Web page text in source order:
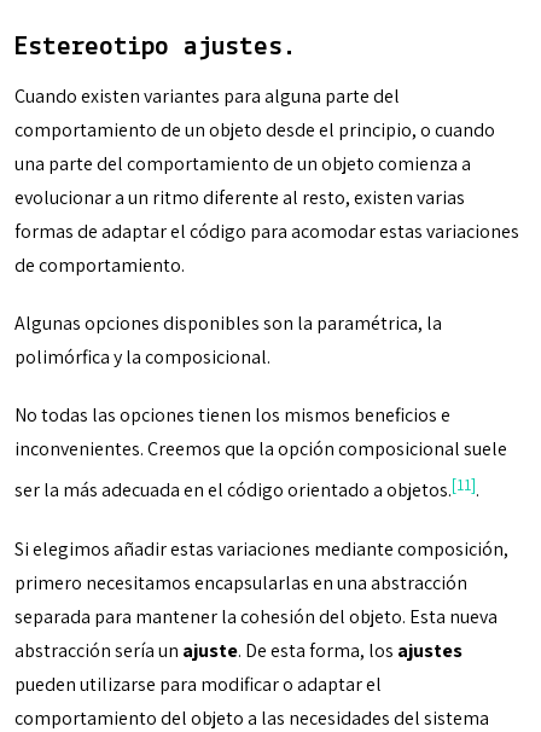
Estereotipo ajustes.
Cuando existen variantes para alguna parte del
comportamiento de un objeto desde el principio, o cuando
una parte del comportamiento de un objeto comienza a
evolucionar a un ritmo diferente al resto, existen varias
formas de adaptar el código para acomodar estas variaciones
de comportamiento.
Algunas opciones disponibles son la paramétrica, la
polimórfica y la composicional.
No todas las opciones tienen los mismos beneficios e
inconvenientes. Creemos que la opción composicional suele
ser la más adecuada en el código orientado a objetos.[11].
Si elegimos añadir estas variaciones mediante composición,
primero necesitamos encapsularlas en una abstracción
separada para mantener la cohesión del objeto. Esta nueva
abstracción sería un ajuste. De esta forma, los ajustes
pueden utilizarse para modificar o adaptar el
comportamiento del objeto a las necesidades del sistema